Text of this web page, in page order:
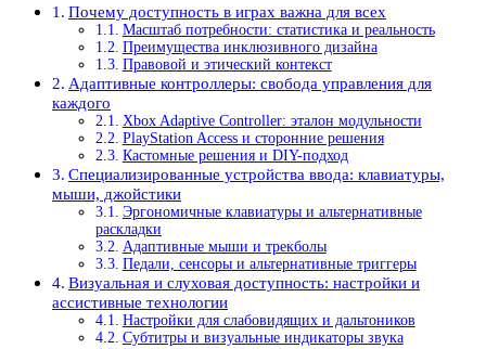
Почему доступность в играх важна для всех
Масштаб потребности: статистика и реальность
Преимущества инклюзивного дизайна
Правовой и этический контекст
Адаптивные контроллеры: свобода управления для
каждого
Xbox Adaptive Controller: эталон модульности
PlayStation Access и сторонние решения
Кастомные решения и DIY-подход
Специализированные устройства ввода: клавиатуры,
мыши, джойстики
Эргономичные клавиатуры и альтернативные
раскладки
Адаптивные мыши и трекболы
Педали, сенсоры и альтернативные триггеры
Визуальная и слуховая доступность: настройки и
ассистивные технологии
Настройки для слабовидящих и дальтоников
Субтитры и визуальные индикаторы звука